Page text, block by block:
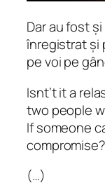
Dar au fost
înregistrat și
pe voi pe
Isnt’t it a
two people
If someone
compromise?
(…)